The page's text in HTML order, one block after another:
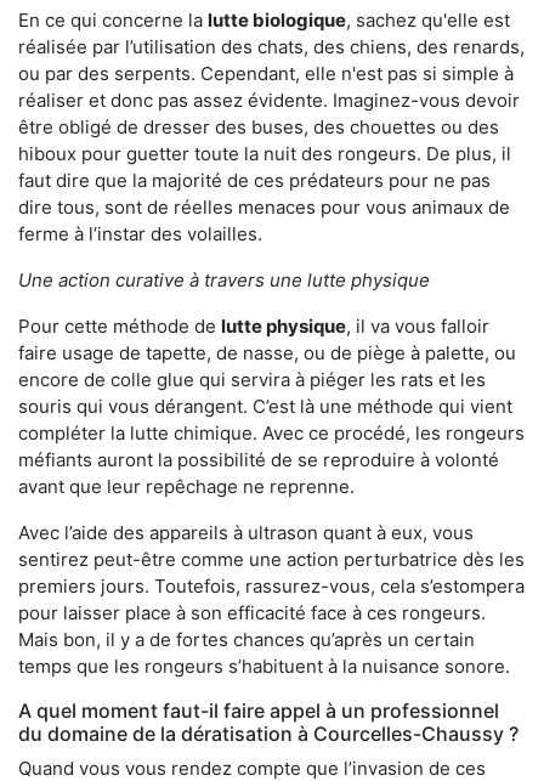
En ce qui concerne la lutte biologique, sachez qu'elle est
réalisée par l’utilisation des chats, des chiens, des renards,
ou par des serpents. Cependant, elle n'est pas si simple à
réaliser et donc pas assez évidente. Imaginez-vous devoir
être obligé de dresser des buses, des chouettes ou des
hiboux pour guetter toute la nuit des rongeurs. De plus, il
faut dire que la majorité de ces prédateurs pour ne pas
dire tous, sont de réelles menaces pour vous animaux de
ferme à l’instar des volailles.
Une action curative à travers une lutte physique
Pour cette méthode de lutte physique, il va vous falloir
faire usage de tapette, de nasse, ou de piège à palette, ou
encore de colle glue qui servira à piéger les rats et les
souris qui vous dérangent. C’est là une méthode qui vient
compléter la lutte chimique. Avec ce procédé, les rongeurs
méfiants auront la possibilité de se reproduire à volonté
avant que leur repêchage ne reprenne.
Avec l’aide des appareils à ultrason quant à eux, vous
sentirez peut-être comme une action perturbatrice dès les
premiers jours. Toutefois, rassurez-vous, cela s’estompera
pour laisser place à son efficacité face à ces rongeurs.
Mais bon, il y a de fortes chances qu’après un certain
temps que les rongeurs s’habituent à la nuisance sonore.
A quel moment faut-il faire appel à un professionnel
du domaine de la dératisation à Courcelles-Chaussy ?
Quand vous vous rendez compte que l’invasion de ces